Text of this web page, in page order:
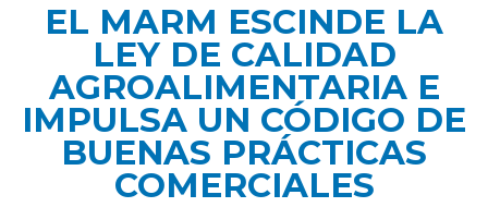
EL MARM ESCINDE LA
LEY DE CALIDAD
AGROALIMENTARIA E
IMPULSA UN CÓDIGO DE
BUENAS PRÁCTICAS
COMERCIALES